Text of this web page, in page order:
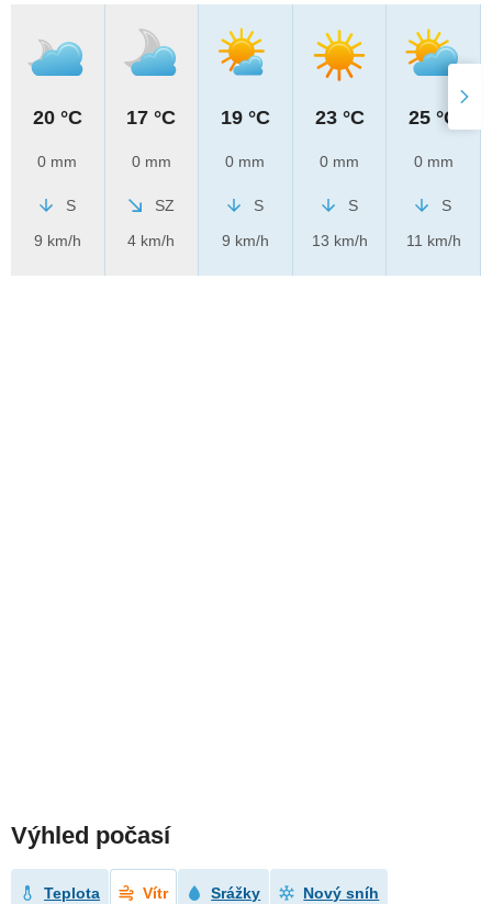
20 °C
0 mm
S
9 km/h
17 °C
0 mm
SZ
4 km/h
19 °C
0 mm
S
9 km/h
23 °C
0 mm
S
13 km/h
25 °C
0 mm
S
11 km/h
Výhled počasí
Teplota Vítr Srážky Nový sníh